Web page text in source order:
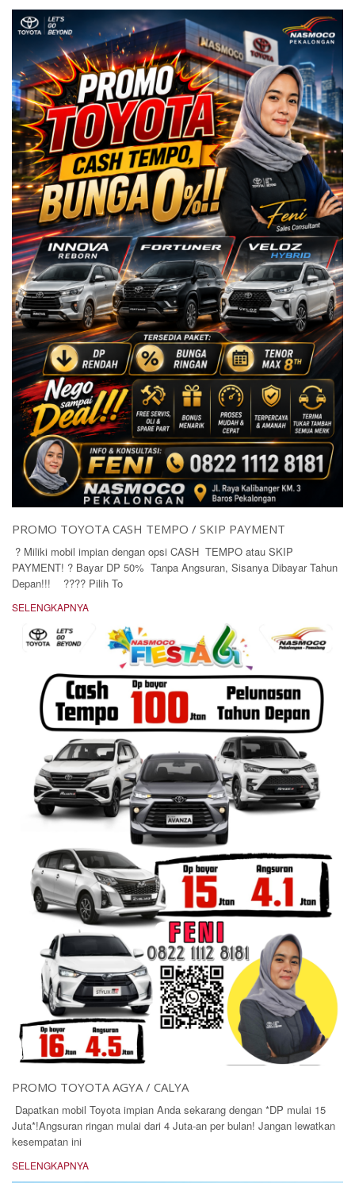
PROMO TOYOTA CASH TEMPO / SKIP PAYMENT
? Miliki mobil impian dengan opsi CASH TEMPO atau SKIP
PAYMENT! ? Bayar DP 50% Tanpa Angsuran, Sisanya Dibayar Tahun
Depan!!! ???? Pilih To
SELENGKAPNYA
PROMO TOYOTA AGYA / CALYA
Dapatkan mobil Toyota impian Anda sekarang dengan *DP mulai 15
Juta*!Angsuran ringan mulai dari 4 Juta-an per bulan! Jangan lewatkan
kesempatan ini
SELENGKAPNYA